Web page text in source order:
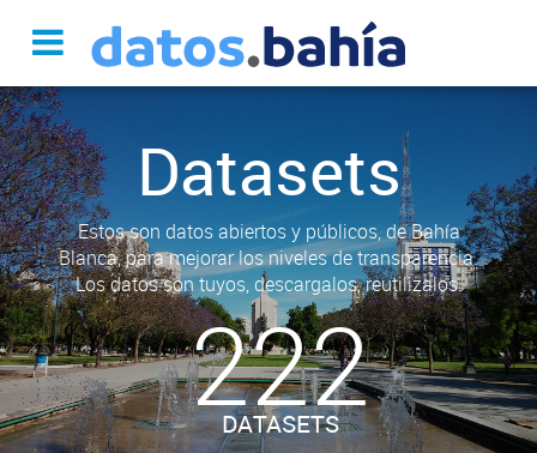
Datasets
Estos son datos abiertos y públicos, de Bahía
Blanca, para mejorar los niveles de transparencia.
Los datos son tuyos, descargalos, reutilizalos.
222
DATASETS